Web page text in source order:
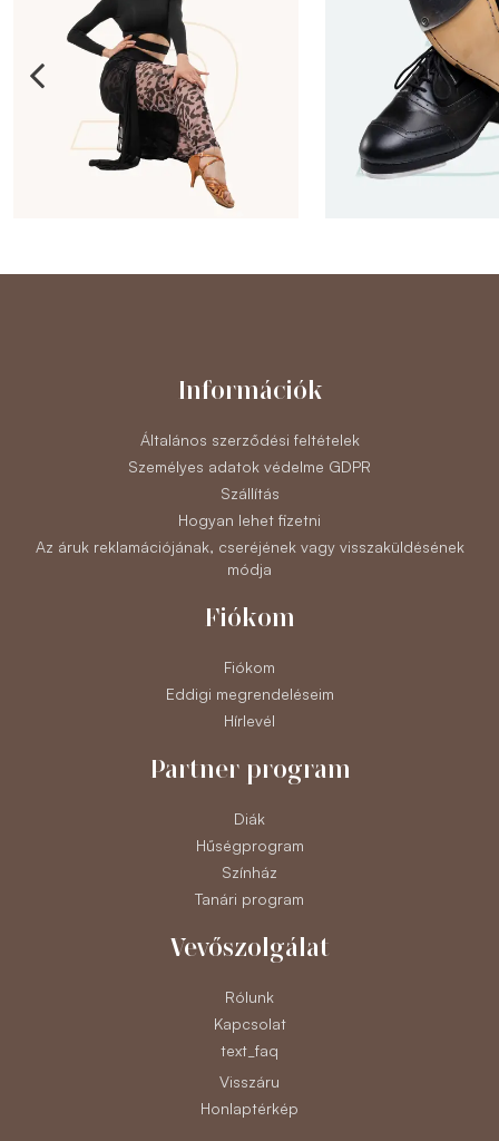
Információk
Általános szerződési feltételek
Személyes adatok védelme GDPR
Szállítás
Hogyan lehet fizetni
Az áruk reklamációjának, cseréjének vagy visszaküldésének
módja
Fiókom
Fiókom
Eddigi megrendeléseim
Hírlevél
Partner program
Diák
Hűségprogram
Színház
Tanári program
Vevőszolgálat
Rólunk
Kapcsolat
text_faq
Visszáru
Honlaptérkép